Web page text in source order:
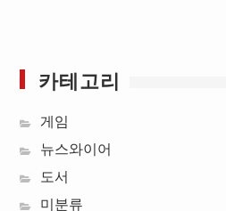
카테고리
게임
뉴스와이어
도서
미분류